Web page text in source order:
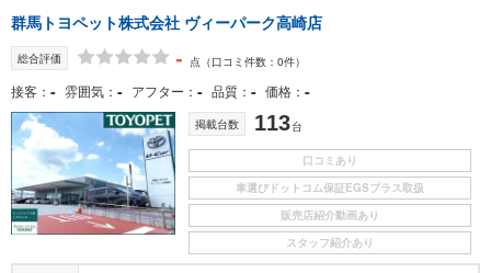
群馬トヨペット株式会社 ヴィーパーク高崎店
総合評価 - 点 （口コミ件数：0件）
接客 - 雰囲気 - アフター - 品質 - 価格 -
掲載台数 113台
口コミあり
車選びドットコム保証EGSプラス取扱
販売店紹介動画あり
スタッフ紹介あり